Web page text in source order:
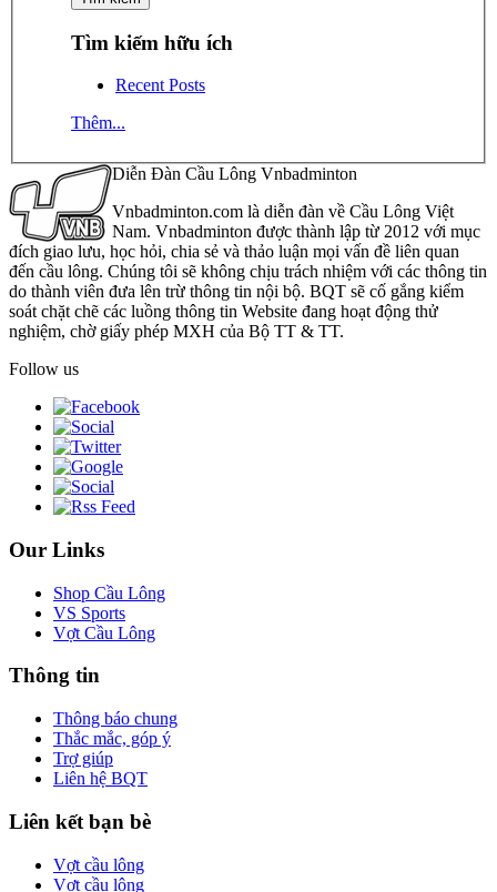
Tìm kiếm hữu ích
Recent Posts
Thêm...
Diễn Đàn Cầu Lông Vnbadminton
Vnbadminton.com là diễn đàn về Cầu Lông Việt
Nam. Vnbadminton được thành lập từ 2012 với mục
đích giao lưu, học hỏi, chia sẻ và thảo luận mọi vấn đề liên quan
đến cầu lông. Chúng tôi sẽ không chịu trách nhiệm với các thông tin
do thành viên đưa lên trừ thông tin nội bộ. BQT sẽ cố gắng kiểm
soát chặt chẽ các luồng thông tin Website đang hoạt động thử
nghiệm, chờ giấy phép MXH của Bộ TT & TT.
Follow us
Our Links
Shop Cầu Lông
VS Sports
Vợt Cầu Lông
Thông tin
Thông báo chung
Thắc mắc, góp ý
Trợ giúp
Liên hệ BQT
Liên kết bạn bè
Vợt cầu lông
Vợt cầu lông